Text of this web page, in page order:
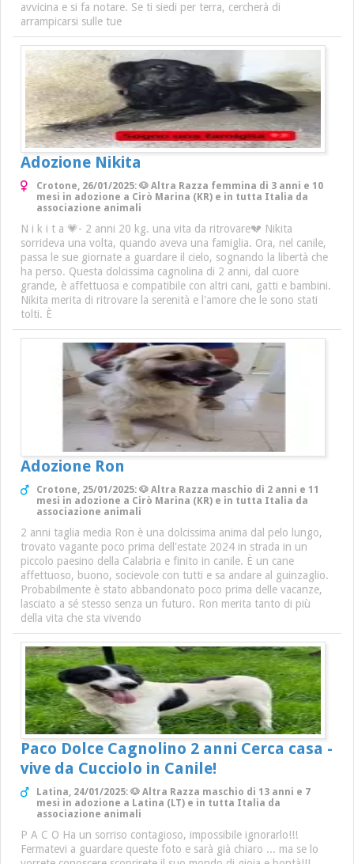
avvicina e si fa notare. Se ti siedi per terra, cercherà di
arrampicarsi sulle tue
Adozione Nikita
Crotone, 26/01/2025: 🐶 Altra Razza femmina di 3 anni e 10
mesi in adozione a Cirò Marina (KR) e in tutta Italia da
associazione animali
N i k i t a 💗- 2 anni 20 kg. una vita da ritrovare💔 Nikita
sorrideva una volta, quando aveva una famiglia. Ora, nel canile,
passa le sue giornate a guardare il cielo, sognando la libertà che
ha perso. Questa dolcissima cagnolina di 2 anni, dal cuore
grande, è affettuosa e compatibile con altri cani, gatti e bambini.
Nikita merita di ritrovare la serenità e l'amore che le sono stati
tolti. È
Adozione Ron
Crotone, 25/01/2025: 🐶 Altra Razza maschio di 2 anni e 11
mesi in adozione a Cirò Marina (KR) e in tutta Italia da
associazione animali
2 anni taglia media Ron è una dolcissima anima dal pelo lungo,
trovato vagante poco prima dell'estate 2024 in strada in un
piccolo paesino della Calabria e finito in canile. È un cane
affettuoso, buono, socievole con tutti e sa andare al guinzaglio.
Probabilmente è stato abbandonato poco prima delle vacanze,
lasciato a sé stesso senza un futuro. Ron merita tanto di più
della vita che sta vivendo
Paco Dolce Cagnolino 2 anni Cerca casa -
vive da Cucciolo in Canile!
Latina, 24/01/2025: 🐶 Altra Razza maschio di 13 anni e 7
mesi in adozione a Latina (LT) e in tutta Italia da
associazione animali
P A C O Ha un sorriso contagioso, impossibile ignorarlo!!!
Fermatevi a guardare queste foto e sarà già chiaro ... ma se lo